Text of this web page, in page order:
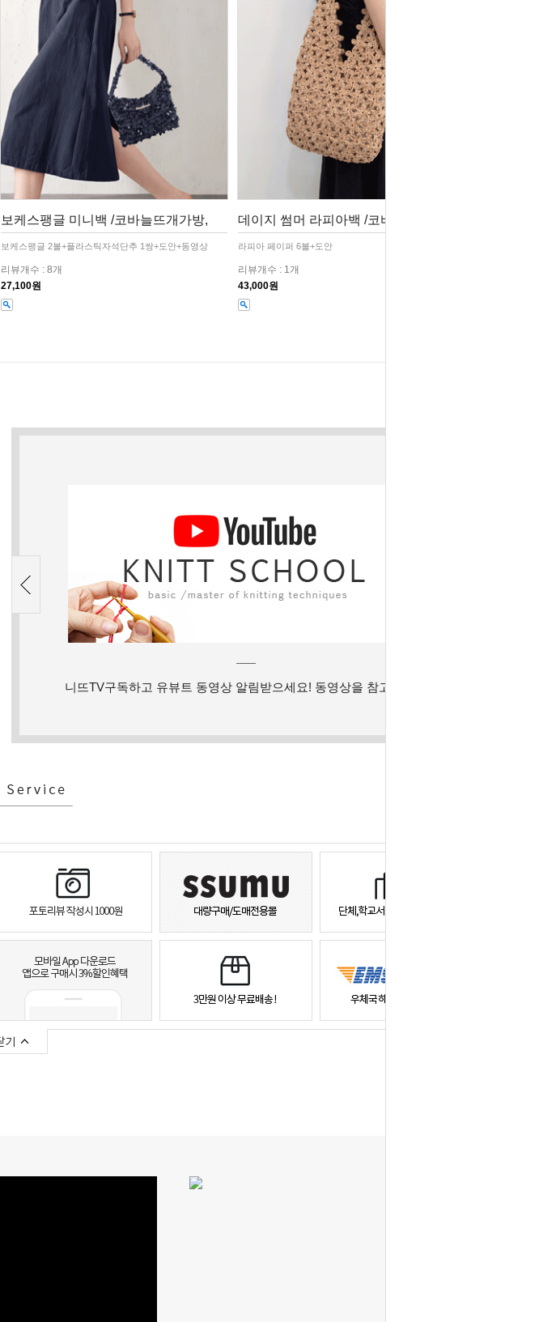
보케스팽글 미니백 /코바늘뜨개가방,
보케스팽글 2볼+플라스틱자석단추 1쌍+도안+동영상
리뷰개수 : 8개
27,100원
데이지 썸머 라피아백 /코바늘뜨개가방
라피아 페이퍼 6볼+도안
리뷰개수 : 1개
43,000원
니뜨TV구독하고 유뷰트 동영상 알림받으세요! 동영상을 참고하세요